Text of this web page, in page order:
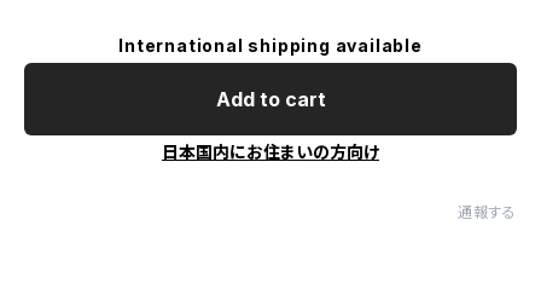
International shipping available
Add to cart
日本国内にお住まいの方向け
通報する